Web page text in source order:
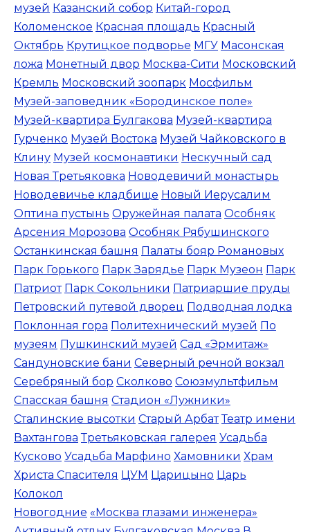
музей Казанский собор Китай-город
Коломенское Красная площадь Красный
Октябрь Крутицкое подворье МГУ Масонская
ложа Монетный двор Москва-Сити Московский
Кремль Московский зоопарк Мосфильм
Музей-заповедник «Бородинское поле»
Музей-квартира Булгакова Музей-квартира
Гурченко Музей Востока Музей Чайковского в
Клину Музей космонавтики Нескучный сад
Новая Третьяковка Новодевичий монастырь
Новодевичье кладбище Новый Иерусалим
Оптина пустынь Оружейная палата Особняк
Арсения Морозова Особняк Рябушинского
Останкинская башня Палаты бояр Романовых
Парк Горького Парк Зарядье Парк Музеон Парк
Патриот Парк Сокольники Патриаршие пруды
Петровский путевой дворец Подводная лодка
Поклонная гора Политехнический музей По
музеям Пушкинский музей Сад «Эрмитаж»
Сандуновские бани Северный речной вокзал
Серебряный бор Сколково Союзмультфильм
Спасская башня Стадион «Лужники»
Сталинские высотки Старый Арбат Театр имени
Вахтангова Третьяковская галерея Усадьба
Кусково Усадьба Марфино Хамовники Храм
Христа Спасителя ЦУМ Царицыно Царь
Колокол
Новогодние «Москва глазами инженера»